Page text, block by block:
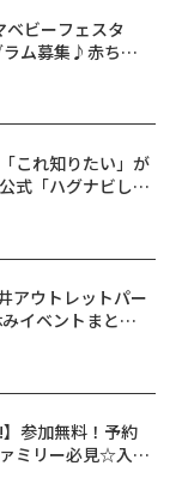
ビーフェスタ
ラム募集♪赤ちゃ
演しませんか？
これ知りたい」が
式「ハグナビし
かけ・制度・子育
アウトレットパー
イベントまと
そび・激辛グル
】参加無料！予約
ミリー必見☆入場
)ママベビーフ